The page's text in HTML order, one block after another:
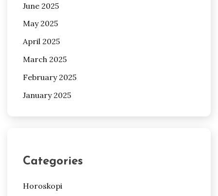
June 2025
May 2025
April 2025
March 2025
February 2025
January 2025
Categories
Horoskopi